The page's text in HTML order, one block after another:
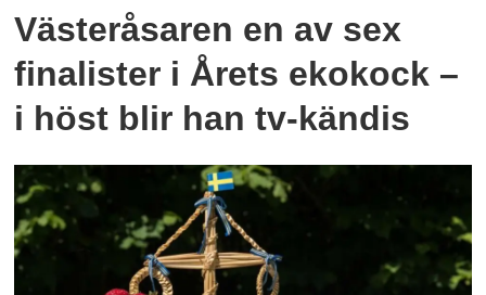
Västeråsaren en av sex
finalister i Årets ekokock –
i höst blir han tv-kändis